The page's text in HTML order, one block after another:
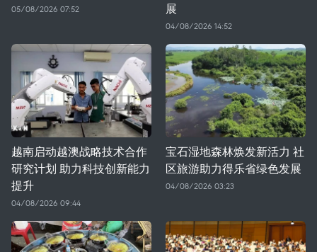
05/08/2026 07:52
展
04/08/2026 14:52
越南启动越澳战略技术合作
研究计划 助力科技创新能力
提升
04/08/2026 09:44
宝石湿地森林焕发新活力 社
区旅游助力得乐省绿色发展
04/08/2026 03:23